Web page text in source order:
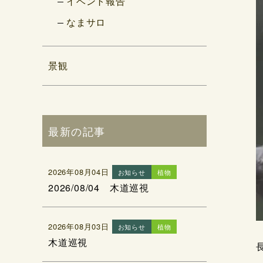
なまサロ
景観
最新の記事
2026年08月04日 お知らせ 植物
2026/08/04 木道巡視
2026年08月03日 お知らせ 植物
木道巡視